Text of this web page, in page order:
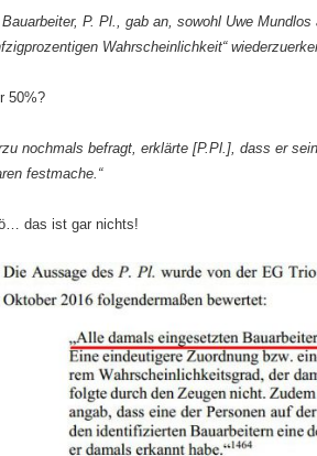
P. Pl. , gab an, sowohl Uwe Mundlos
Wahrscheinlichkeit“
50%?
nochmals befragt, erklärte [P.Pl.], dass er
festmache.“
das ist gar nichts!